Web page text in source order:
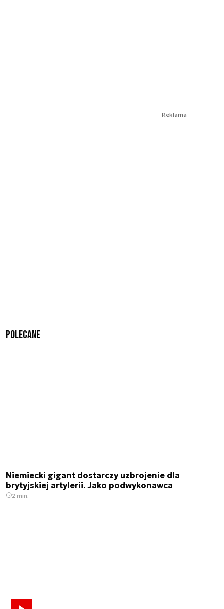
Reklama
Polecane
Niemiecki gigant dostarczy uzbrojenie dla
brytyjskiej artylerii. Jako podwykonawca
2 min.